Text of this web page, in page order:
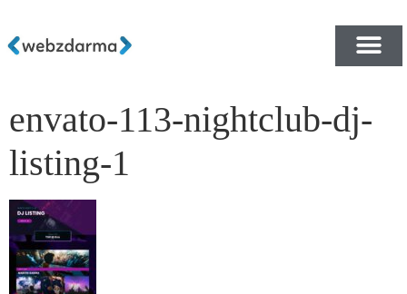
envato-113-nightclub-dj-
listing-1